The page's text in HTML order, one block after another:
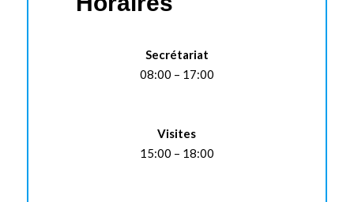
Secrétariat
08:00 – 17:00
Visites
15:00 – 18:00